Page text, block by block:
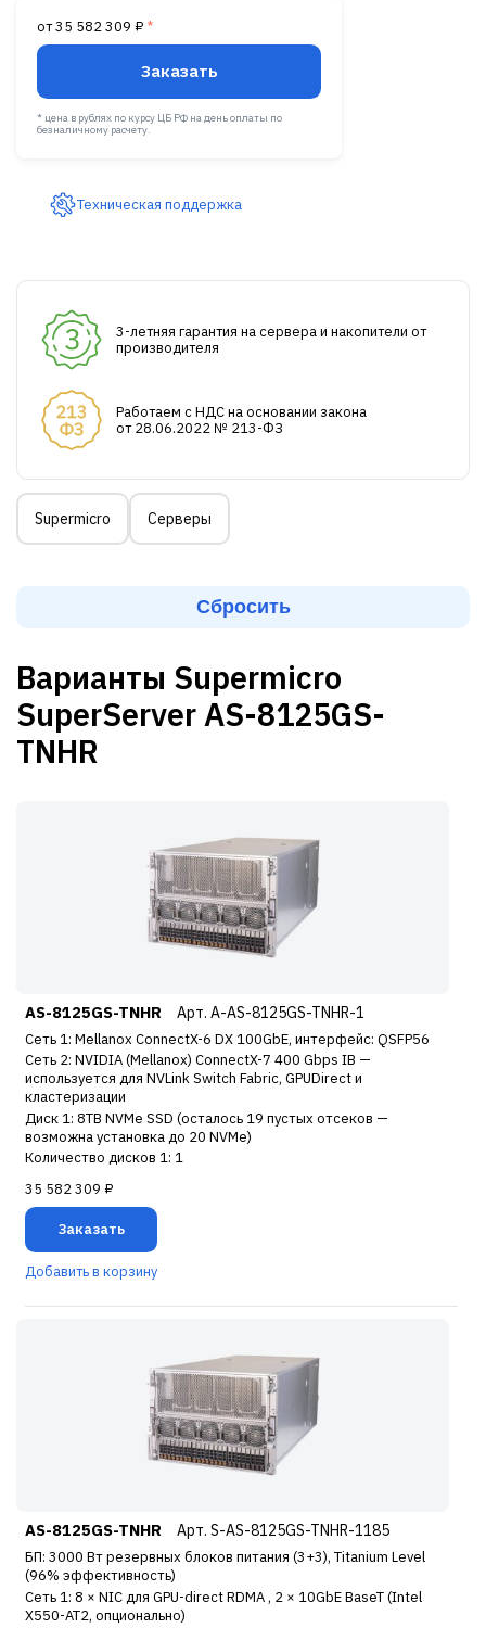
от 35 582 309 ₽ *
Заказать
* цена в рублях по курсу ЦБ РФ на день оплаты по
безналичному расчету.
Техническая поддержка
3-летняя гарантия на сервера и накопители от
производителя
Работаем с НДС на основании закона
от 28.06.2022 № 213-ФЗ
Supermicro Серверы
Варианты Supermicro
SuperServer AS-8125GS-
TNHR
AS-8125GS-TNHR Арт. A-AS-8125GS-TNHR-1
Сеть 1: Mellanox ConnectX-6 DX 100GbE, интерфейс: QSFP56
Сеть 2: NVIDIA (Mellanox) ConnectX-7 400 Gbps IB —
используется для NVLink Switch Fabric, GPUDirect и
кластеризации
Диск 1: 8TB NVMe SSD (осталось 19 пустых отсеков —
возможна установка до 20 NVMe)
Количество дисков 1: 1
35 582 309 ₽
Заказать
Добавить в корзину
AS-8125GS-TNHR Арт. S-AS-8125GS-TNHR-1185
БП: 3000 Вт резервных блоков питания (3+3), Titanium Level
(96% эффективность)
Сеть 1: 8 × NIC для GPU-direct RDMA , 2 × 10GbE BaseT (Intel
X550-AT2, опционально)